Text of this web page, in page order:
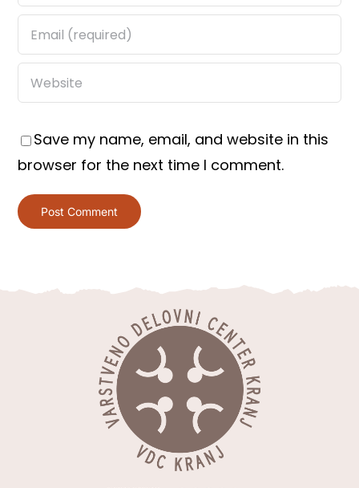
Save my name, email, and website in this
browser for the next time I comment.